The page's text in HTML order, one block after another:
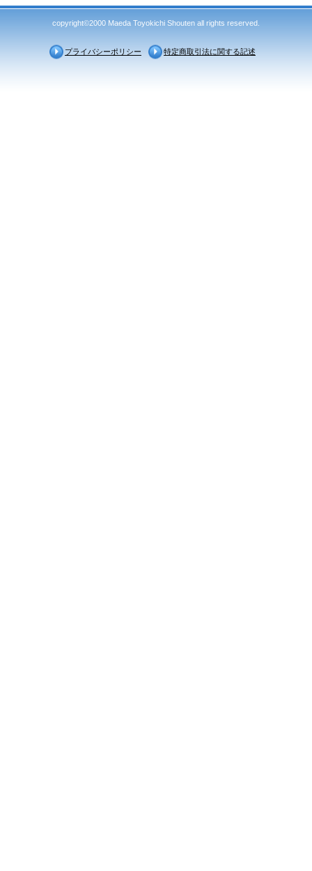
copyright©2000 Maeda Toyokichi Shouten all rights reserved.
プライバシーポリシー 特定商取引法に関する記述